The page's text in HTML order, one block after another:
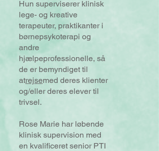
Hun superviserer klinisk
lege- og kreative
terapeuter, praktikanter i
børnepsykoterapi og
andre
hjælpeprofessionelle, så
de er bemyndiget til
atrejsemed deres klienter
og/eller deres elever til
trivsel.
Rose Marie har løbende
klinisk supervision med
en kvalificeret senior PTI